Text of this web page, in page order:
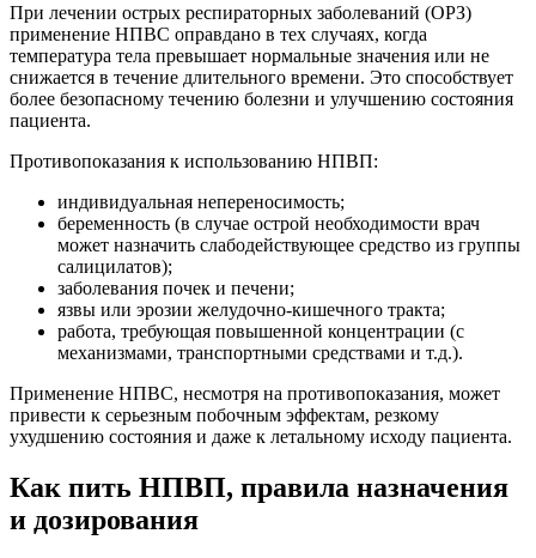
При лечении острых респираторных заболеваний (ОРЗ)
применение НПВС оправдано в тех случаях, когда
температура тела превышает нормальные значения или не
снижается в течение длительного времени. Это способствует
более безопасному течению болезни и улучшению состояния
пациента.
Противопоказания к использованию НПВП:
индивидуальная непереносимость;
беременность (в случае острой необходимости врач
может назначить слабодействующее средство из группы
салицилатов);
заболевания почек и печени;
язвы или эрозии желудочно-кишечного тракта;
работа, требующая повышенной концентрации (с
механизмами, транспортными средствами и т.д.).
Применение НПВС, несмотря на противопоказания, может
привести к серьезным побочным эффектам, резкому
ухудшению состояния и даже к летальному исходу пациента.
Как пить НПВП, правила назначения
и дозирования